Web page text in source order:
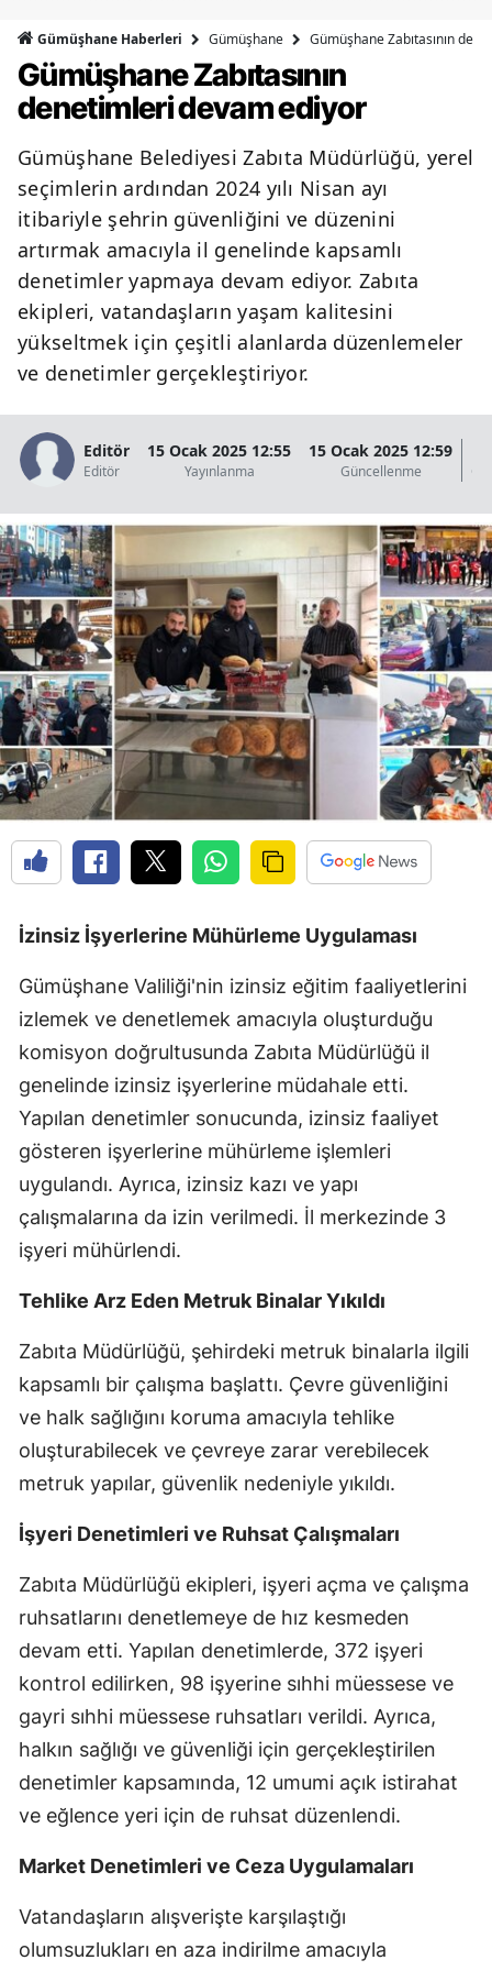
Bingöl
Bitlis
Bolu
Burdur
Bursa
Çanakkale
Çankırı
Çorum
Diyarbakır
Edirne
Elazığ
Erzincan
Erzurum
Eskişehir
Gaziantep
Giresun
Gümüşhane
Hakkari
Hatay
Mersin
İstanbul
İzmir
Kars
Kastamonu
Kocaeli
Konya
Kahramanmaraş
Mardin
Muğla
Muş
Nevşehir
Niğde
Ordu
Rize
Sakarya
Gümüşhane Haberleri Gümüşhane Gümüşhane Zabıtasının
Gümüşhane Zabıtasının
denetimleri devam ediyor
Gümüşhane Belediyesi Zabıta Müdürlüğü, yerel
seçimlerin ardından 2024 yılı Nisan ayı
itibariyle şehrin güvenliğini ve düzenini
artırmak amacıyla il genelinde kapsamlı
denetimler yapmaya devam ediyor. Zabıta
ekipleri, vatandaşların yaşam kalitesini
yükseltmek için çeşitli alanlarda düzenlemeler
ve denetimler gerçekleştiriyor.
Editör
Editör
15 Ocak 2025 12:55
Yayınlanma
15 Ocak 2025 12:59
Güncellenme
İzinsiz İşyerlerine Mühürleme Uygulaması
Gümüşhane Valiliği'nin izinsiz eğitim faaliyetlerini
izlemek ve denetlemek amacıyla oluşturduğu
komisyon doğrultusunda Zabıta Müdürlüğü il
genelinde izinsiz işyerlerine müdahale etti.
Yapılan denetimler sonucunda, izinsiz faaliyet
gösteren işyerlerine mühürleme işlemleri
uygulandı. Ayrıca, izinsiz kazı ve yapı
çalışmalarına da izin verilmedi. İl merkezinde 3
işyeri mühürlendi.
Tehlike Arz Eden Metruk Binalar Yıkıldı
Zabıta Müdürlüğü, şehirdeki metruk binalarla ilgili
kapsamlı bir çalışma başlattı. Çevre güvenliğini
ve halk sağlığını koruma amacıyla tehlike
oluşturabilecek ve çevreye zarar verebilecek
metruk yapılar, güvenlik nedeniyle yıkıldı.
İşyeri Denetimleri ve Ruhsat Çalışmaları
Zabıta Müdürlüğü ekipleri, işyeri açma ve çalışma
ruhsatlarını denetlemeye de hız kesmeden
devam etti. Yapılan denetimlerde, 372 işyeri
kontrol edilirken, 98 işyerine sıhhi müessese ve
gayri sıhhi müessese ruhsatları verildi. Ayrıca,
halkın sağlığı ve güvenliği için gerçekleştirilen
denetimler kapsamında, 12 umumi açık istirahat
ve eğlence yeri için de ruhsat düzenlendi.
Market Denetimleri ve Ceza Uygulamaları
Vatandaşların alışverişte karşılaştığı
olumsuzlukları en aza indirilme amacıyla